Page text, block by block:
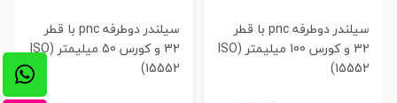
سیلندر دوطرفه pnc با قطر
32 و کورس 100 میلیمتر (ISO
15552)
سیلندر دوطرفه pnc با قطر
32 و کورس 50 میلیمتر (ISO
15552)